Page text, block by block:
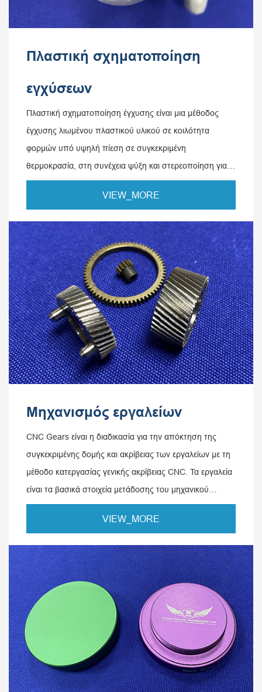
Πλαστική σχηματοποίηση
εγχύσεων
Πλαστική σχηματοποίηση έγχυσης είναι μια μέθοδος
έγχυσης λιωμένου πλαστικού υλικού σε κοιλότητα
φορμών υπό υψηλή πίεση σε συγκεκριμένη
θερμοκρασία, στη συνέχεια ψύξη και στερεοποίηση για
την απόκτηση ενός προϊόντος μούχλας.
VIEW_MORE
Μηχανισμός εργαλείων
CNC Gears είναι η διαδικασία για την απόκτηση της
συγκεκριμένης δομής και ακρίβειας των εργαλείων με τη
μέθοδο κατεργασίας γενικής ακρίβειας CNC. Τα εργαλεία
είναι τα βασικά στοιχεία μετάδοσης του μηχανικού
εξοπλισμού.
VIEW_MORE